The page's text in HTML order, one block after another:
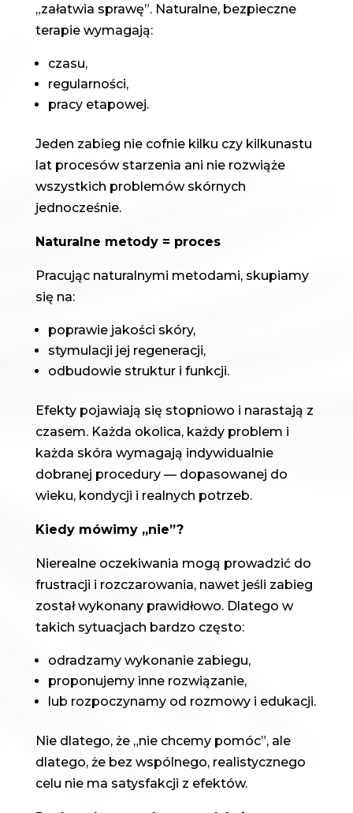
„załatwia sprawę”. Naturalne, bezpieczne
terapie wymagają:
czasu,
regularności,
pracy etapowej.
Jeden zabieg nie cofnie kilku czy kilkunastu
lat procesów starzenia ani nie rozwiąże
wszystkich problemów skórnych
jednocześnie.
Naturalne metody = proces
Pracując naturalnymi metodami, skupiamy
się na:
poprawie jakości skóry,
stymulacji jej regeneracji,
odbudowie struktur i funkcji.
Efekty pojawiają się stopniowo i narastają z
czasem. Każda okolica, każdy problem i
każda skóra wymagają indywidualnie
dobranej procedury — dopasowanej do
wieku, kondycji i realnych potrzeb.
Kiedy mówimy „nie”?
Nierealne oczekiwania mogą prowadzić do
frustracji i rozczarowania, nawet jeśli zabieg
został wykonany prawidłowo. Dlatego w
takich sytuacjach bardzo często:
odradzamy wykonanie zabiegu,
proponujemy inne rozwiązanie,
lub rozpoczynamy od rozmowy i edukacji.
Nie dlatego, że „nie chcemy pomóc”, ale
dlatego, że bez wspólnego, realistycznego
celu nie ma satysfakcji z efektów.